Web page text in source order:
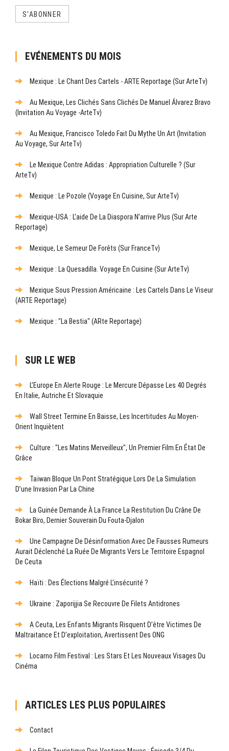
S'ABONNER
EVÉNEMENTS DU MOIS
Mexique : Le Chant Des Cartels - ARTE Reportage (sur ArteTv)
Au Mexique, Les Clichés Sans Clichés De Manuel Álvarez Bravo
(Invitation Au Voyage -ArteTv)
Au Mexique, Francisco Toledo Fait Du Mythe Un Art (Invitation
Au Voyage, Sur ArteTv)
Le Mexique Contre Adidas : Appropriation Culturelle ? (sur
ArteTv)
Mexique : Le Pozole (Voyage En Cuisine, Sur ArteTv)
Mexique-USA : L’aide De La Diaspora N’arrive Plus (sur Arte
Reportage)
Mexique, Le Semeur De Forêts (sur FranceTv)
Mexique : La Quesadilla. Voyage En Cuisine (sur ArteTv)
Mexique Sous Pression Américaine : Les Cartels Dans Le Viseur
(ARTE Reportage)
Mexique : "La Bestia" (ARte Reportage)
SUR LE WEB
L’Europe En Alerte Rouge : Le Mercure Dépasse Les 40 Degrés
En Italie, Autriche Et Slovaquie
Wall Street Termine En Baisse, Les Incertitudes Au Moyen-
Orient Inquiètent
Culture : "Les Matins Merveilleux", Un Premier Film En État De
Grâce
Taïwan Bloque Un Pont Stratégique Lors De La Simulation
D’une Invasion Par La Chine
La Guinée Demande À La France La Restitution Du Crâne De
Bokar Biro, Dernier Souverain Du Fouta-Djalon
Une Campagne De Désinformation Avec De Fausses Rumeurs
Aurait Déclenché La Ruée De Migrants Vers Le Territoire Espagnol
De Ceuta
Haïti : Des Élections Malgré L’insécurité ?
Ukraine : Zaporijjia Se Recouvre De Filets Antidrones
A Ceuta, Les Enfants Migrants Risquent D’être Victimes De
Maltraitance Et D’exploitation, Avertissent Des ONG
Locarno Film Festival : Les Stars Et Les Nouveaux Visages Du
Cinéma
ARTICLES LES PLUS POPULAIRES
Contact